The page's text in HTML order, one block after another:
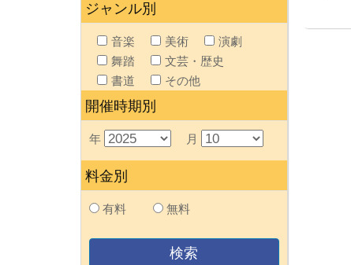
ジャンル別
音楽 美術
演劇
舞踏
文芸・歴史
書道
その他
開催時期別
年 月
料金別
有料 無料